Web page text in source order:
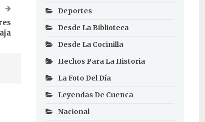
Deportes
Desde La Biblioteca
Desde La Cocinilla
Hechos Para La Historia
La Foto Del Día
Leyendas De Cuenca
Nacional